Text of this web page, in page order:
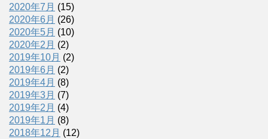
2020年7月 (15)
2020年6月 (26)
2020年5月 (10)
2020年2月 (2)
2019年10月 (2)
2019年6月 (2)
2019年4月 (8)
2019年3月 (7)
2019年2月 (4)
2019年1月 (8)
2018年12月 (12)